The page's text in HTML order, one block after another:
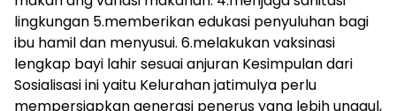
lingkungan 5.memberikan edukasi penyuluhan bagi
ibu hamil dan menyusui. 6.melakukan vaksinasi
lengkap bayi lahir sesuai anjuran Kesimpulan dari
Sosialisasi ini yaitu Kelurahan jatimulya perlu
mempersiapkan generasi penerus yang lebih unggul,